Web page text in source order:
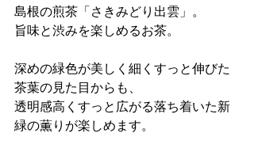
島根の煎茶「さきみどり出雲」。
旨味と渋みを楽しめるお茶。
深めの緑色が美しく細くすっと伸びた
茶葉の見た目からも、
透明感高くすっと広がる落ち着いた新
緑の薫りが楽しめます。